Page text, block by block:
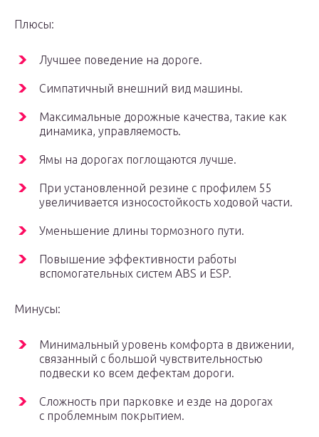
Плюсы:
Лучшее поведение на дороге.
Симпатичный внешний вид машины.
Максимальные дорожные качества, такие как
динамика, управляемость.
Ямы на дорогах поглощаются лучше.
При установленной резине с профилем 55
увеличивается износостойкость ходовой части.
Уменьшение длины тормозного пути.
Повышение эффективности работы
вспомогательных систем ABS и ESP.
Минусы:
Минимальный уровень комфорта в движении,
связанный с большой чувствительностью
подвески ко всем дефектам дороги.
Сложность при парковке и езде на дорогах
с проблемным покрытием.